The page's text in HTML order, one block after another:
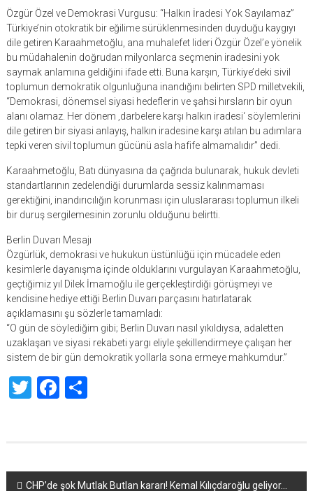
Özgür Özel ve Demokrasi Vurgusu: “Halkın İradesi Yok Sayılamaz”
Türkiye’nin otokratik bir eğilime sürüklenmesinden duyduğu kaygıyı
dile getiren Karaahmetoğlu, ana muhalefet lideri Özgür Özel’e yönelik
bu müdahalenin doğrudan milyonlarca seçmenin iradesini yok
saymak anlamına geldiğini ifade etti. Buna karşın, Türkiye’deki sivil
toplumun demokratik olgunluğuna inandığını belirten SPD milletvekili,
“Demokrasi, dönemsel siyasi hedeflerin ve şahsi hırsların bir oyun
alanı olamaz. Her dönem ‚darbelere karşı halkın iradesi‘ söylemlerini
dile getiren bir siyasi anlayış, halkın iradesine karşı atılan bu adımlara
tepki veren sivil toplumun gücünü asla hafife almamalıdır” dedi.
Karaahmetoğlu, Batı dünyasına da çağrıda bulunarak, hukuk devleti
standartlarının zedelendiği durumlarda sessiz kalınmaması
gerektiğini, inandırıcılığın korunması için uluslararası toplumun ilkeli
bir duruş sergilemesinin zorunlu olduğunu belirtti.
Berlin Duvarı Mesajı
Özgürlük, demokrasi ve hukukun üstünlüğü için mücadele eden
kesimlerle dayanışma içinde olduklarını vurgulayan Karaahmetoğlu,
geçtiğimiz yıl Dilek İmamoğlu ile gerçekleştirdiği görüşmeyi ve
kendisine hediye ettiği Berlin Duvarı parçasını hatırlatarak
açıklamasını şu sözlerle tamamladı:
“O gün de söylediğim gibi; Berlin Duvarı nasıl yıkıldıysa, adaletten
uzaklaşan ve siyasi rekabeti yargı eliyle şekillendirmeye çalışan her
sistem de bir gün demokratik yollarla sona ermeye mahkumdur.”
TwitterFacebook
Share
Yazı
CHP’de şok Mutlak Butlan kararı! Kemal Kılıçdaroğlu geliyor…